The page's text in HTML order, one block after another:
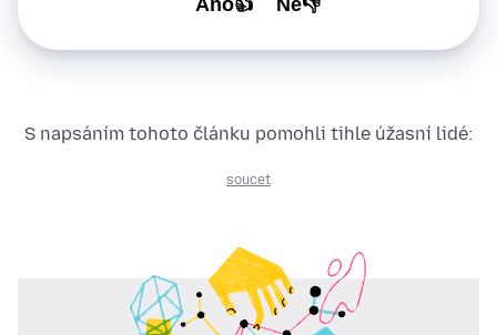
Ano👍 Ne👎
S napsáním tohoto článku pomohli tihle úžasní lidé:
soucet